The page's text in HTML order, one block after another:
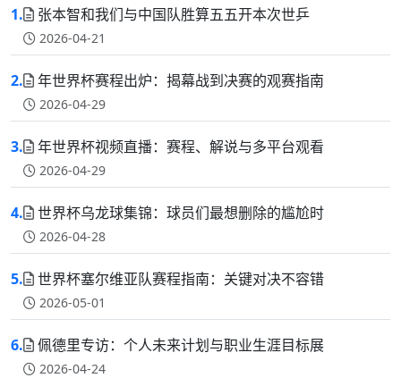
1. 张本智和我们与中国队胜算五五开本次世乒
2026-04-21
2. 年世界杯赛程出炉：揭幕战到决赛的观赛指南
2026-04-29
3. 年世界杯视频直播：赛程、解说与多平台观看
2026-04-29
4. 世界杯乌龙球集锦：球员们最想删除的尴尬时
2026-04-28
5. 世界杯塞尔维亚队赛程指南：关键对决不容错
2026-05-01
6. 佩德里专访：个人未来计划与职业生涯目标展
2026-04-24